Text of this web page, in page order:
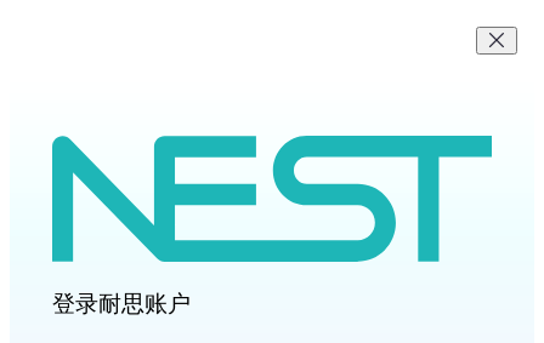
登录耐思账户